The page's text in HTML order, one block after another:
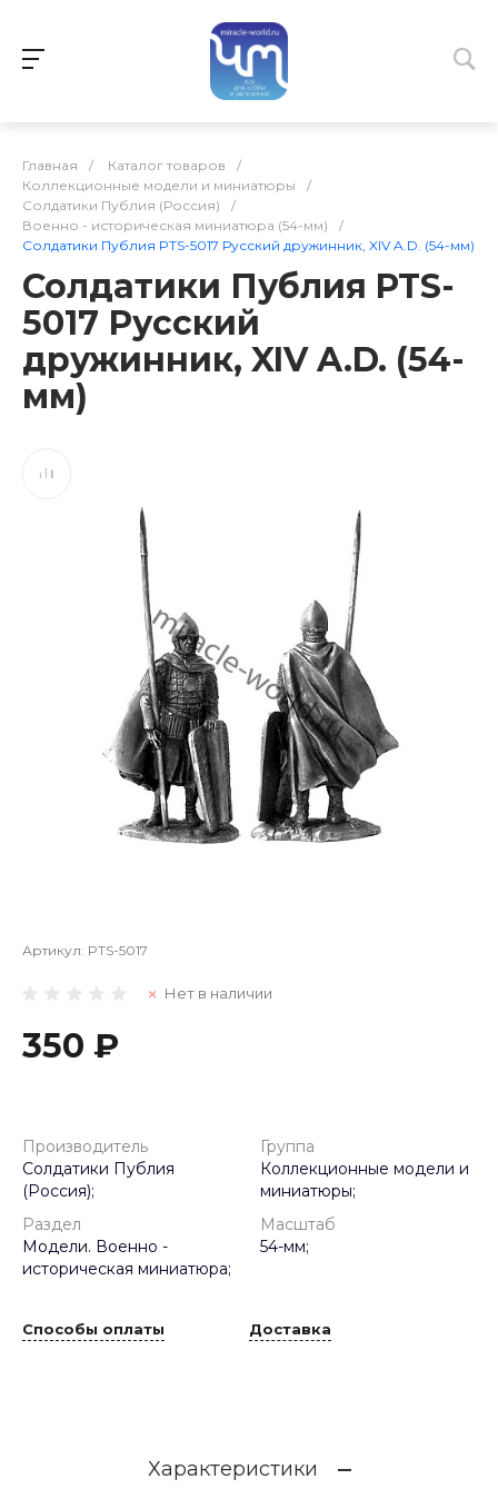
Главная / Каталог товаров
/
Коллекционные модели и миниатюры
/
Солдатики Публия (Россия)
/
Военно - историческая миниатюра (54-мм)
/
Солдатики Публия PTS-5017 Русский дружинник, XIV A.D. (54-мм)
Солдатики Публия PTS-
5017 Русский
дружинник, XIV A.D. (54-
мм)
Артикул: PTS-5017
Нет в наличии
350 ₽
Производитель
Солдатики Публия
(Россия);
Группа
Коллекционные модели и
миниатюры;
Раздел
Модели. Военно -
историческая миниатюра;
Масштаб
54-мм;
Способы оплаты Доставка
Характеристики